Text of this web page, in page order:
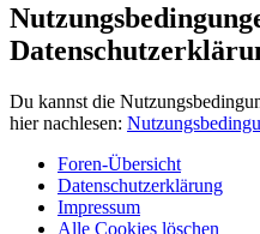
Du kannst die
hier nachlesen:
Foren-Übersicht
Datenschutzerklärung
Impressum
Alle Cookies löschen